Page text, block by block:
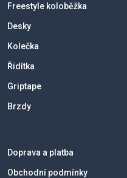
Freestyle koloběžka
Desky
Kolečka
Řidítka
Griptape
Brzdy
Doprava a platba
Obchodní podmínky